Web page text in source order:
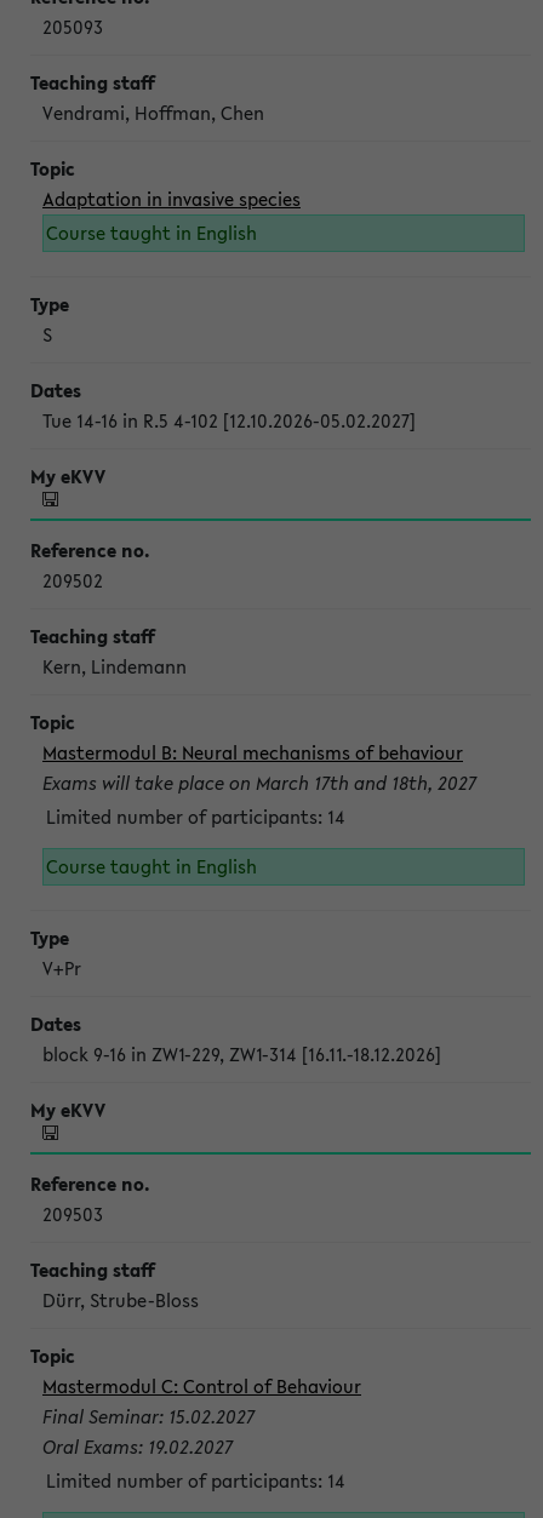
205093
Vendrami, Hoffman, Chen
Adaptation in invasive species
Course taught in English
S
Tue 14-16 in R.5 4-102 [12.10.2026-05.02.2027]
209502
Kern, Lindemann
Mastermodul B: Neural mechanisms of behaviour
Exams will take place on March 17th and 18th, 2027
Limited number of participants: 14
Course taught in English
V+Pr
block 9-16 in ZW1-229, ZW1-314 [16.11.-18.12.2026]
209503
Dürr, Strube-Bloss
Mastermodul C: Control of Behaviour
Final Seminar: 15.02.2027
Oral Exams: 19.02.2027
Limited number of participants: 14